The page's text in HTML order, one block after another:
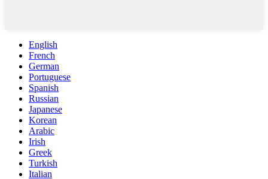
English
French
German
Portuguese
Spanish
Russian
Japanese
Korean
Arabic
Irish
Greek
Turkish
Italian